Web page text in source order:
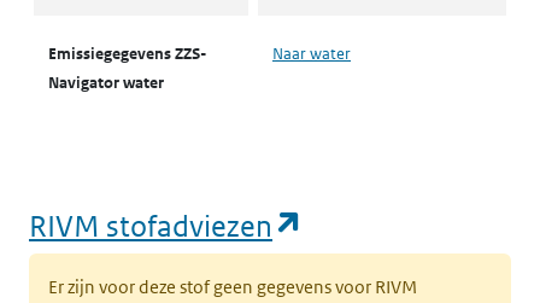
Emissiegegevens ZZS-
Navigator water
Naar water
RIVM stofadviezen
Er zijn voor deze stof geen gegevens voor RIVM